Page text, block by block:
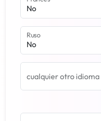
Ruso
cualquier otro idioma